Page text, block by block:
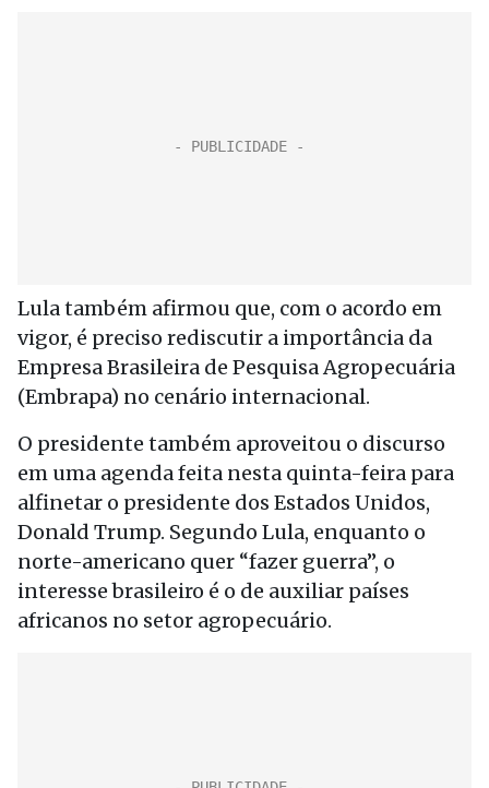
Lula também afirmou que, com o acordo em
vigor, é preciso rediscutir a importância da
Empresa Brasileira de Pesquisa Agropecuária
(Embrapa) no cenário internacional.
O presidente também aproveitou o discurso
em uma agenda feita nesta quinta-feira para
alfinetar o presidente dos Estados Unidos,
Donald Trump. Segundo Lula, enquanto o
norte-americano quer “fazer guerra”, o
interesse brasileiro é o de auxiliar países
africanos no setor agropecuário.